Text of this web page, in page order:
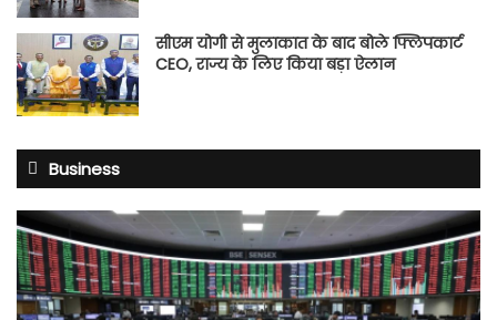
सीएम योगी से मुलाकात के बाद बोले फ्लिपकार्ट
CEO, राज्य के लिए किया बड़ा ऐलान
Business